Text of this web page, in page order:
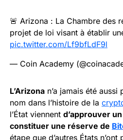
🚨 Arizona : La Chambre des
projet de loi visant à établir
pic.twitter.com/Lf9bfLdF9l
— Coin Academy
L’Arizona n’a jamais été aussi
nom dans l’histoire de la
l’État viennent d’approuver
constituer une réserve de
étape que d’autres États